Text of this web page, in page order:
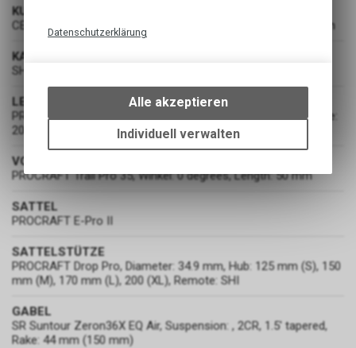
KURBELGARNITUR
CENTURION R Gen4 36T, narrow-wide, direct mount for Bosch
KASSETTE
SHIMANO CUES, CS-LG400-11, 11-50T, Linkglide
LENKER
PROCRAFT Trail Pro 35, Diameter: 35 mm, Width: 780 mm, rise:
20 mm, backsweep: 9 degrees
VORBAU
PROCRAFT Trail Pro 35, Winkel: 0 degrees, Length: 50 mm
SATTEL
PROCRAFT E-Pro II
SATTELSTÜTZE
PROCRAFT Drop Pro, Diameter: 34.9 mm, Hub: 125 mm (S), 150
mm (M), 170 mm (L), 200 (XL), Remote: SHI
GABEL
SR Suntour Zeron36X EQ Air, Suspension: , 2CR, 1.5' tapered,
Rake: 44 mm (150 mm)
Datenschutzerklärung
bestimmte Interaktionen und
Einstellungen auf Ihrem Gerät,
um die grundlegenden
Funktionen unseres Online-
des Warenkorbs, zu
zulassen.
Alle akzeptieren
Individuell verwalten